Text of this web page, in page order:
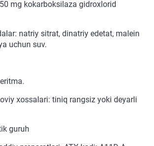
mg kokarboksilaza gidroxlorid
natriy sitrat, dinatriy edetat, malein
uchun suv.
xossalari: tiniq rangsiz yoki deyarli
guruh